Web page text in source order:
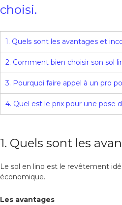
choisi.
1. Quels sont les avantages et
2. Comment bien choisir son sol
3. Pourquoi faire appel à un pro
4. Quel est le prix pour une pose
1. Quels sont les
Le sol en lino est le revêtement
économique.
Les avantages